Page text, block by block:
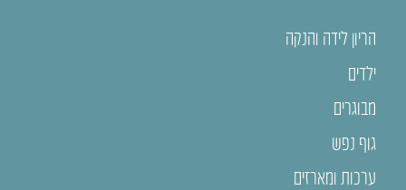
הריון לידה והנקה
ילדים
מבוגרים
גוף נפש
ערכות ומארזים